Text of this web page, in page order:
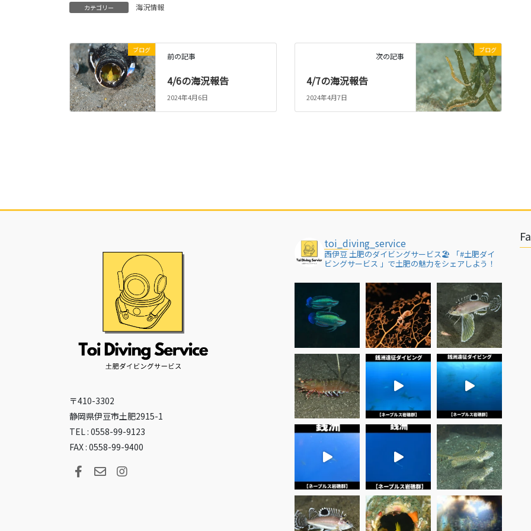
カテゴリー 海況情報
ブログ
前の記事
4/6の海況報告
2024年4月6日
ブログ
次の記事
4/7の海況報告
2024年4月7日
〒410-3302
静岡県伊豆市土肥2915-1
TEL : 0558-99-9123
FAX : 0558-99-9400
toi_diving_service
西伊豆 土肥のダイビングサービス🏖
「#土肥ダイ
ビングサービス 」で土肥の魅力をシェアしよう！